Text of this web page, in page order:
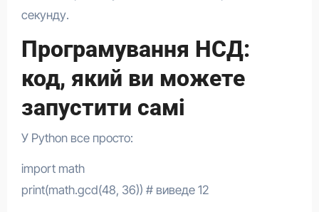
секунду.
Програмування НСД:
код, який ви можете
запустити самі
У Python все просто:
import math
print(math.gcd(48, 36)) # виведе 12